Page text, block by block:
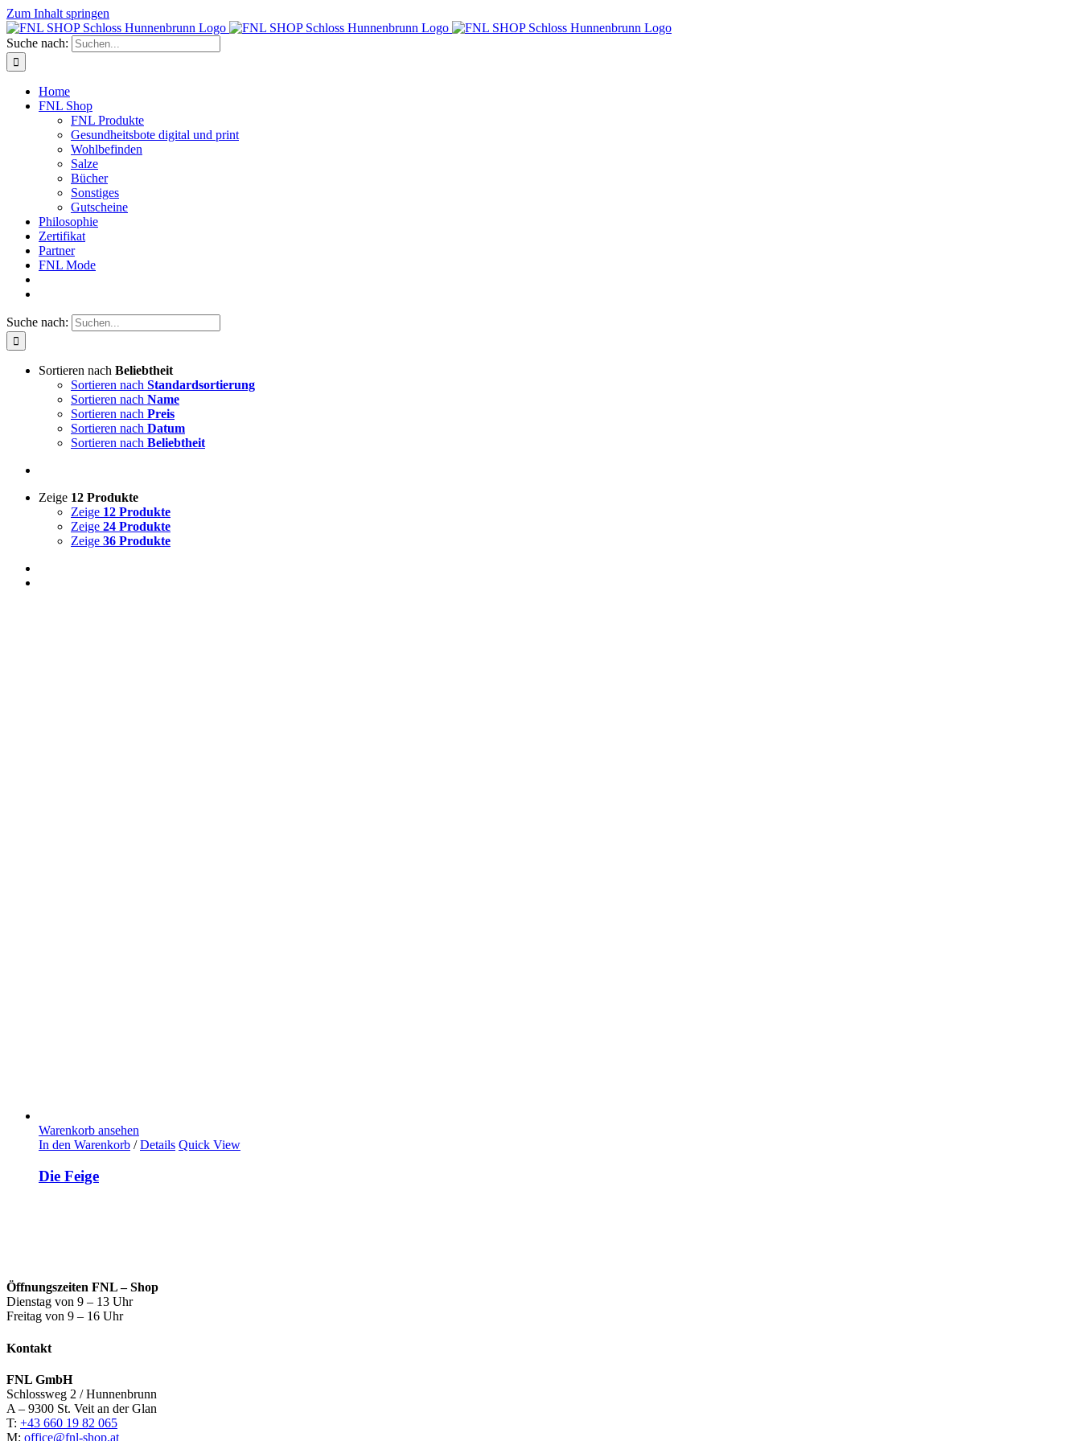
Zum Inhalt springen
Suche nach:
Home
FNL Shop
FNL Produkte
Gesundheitsbote digital und print
Wohlbefinden
Salze
Bücher
Sonstiges
Gutscheine
Philosophie
Zertifikat
Partner
FNL Mode
Suche nach:
Sortieren nach Beliebtheit
Sortieren nach Standardsortierung
Sortieren nach Name
Sortieren nach Preis
Sortieren nach Datum
Sortieren nach Beliebtheit
Zeige 12 Produkte
Zeige 12 Produkte
Zeige 24 Produkte
Zeige 36 Produkte
Warenkorb ansehen
In den Warenkorb / Details Quick View
Die Feige
Öffnungszeiten FNL – Shop
Dienstag von 9 – 13 Uhr
Freitag von 9 – 16 Uhr
Kontakt
FNL GmbH
Schlossweg 2 / Hunnenbrunn
A – 9300 St. Veit an der Glan
T: +43 660 19 82 065
M: office@fnl-shop.at